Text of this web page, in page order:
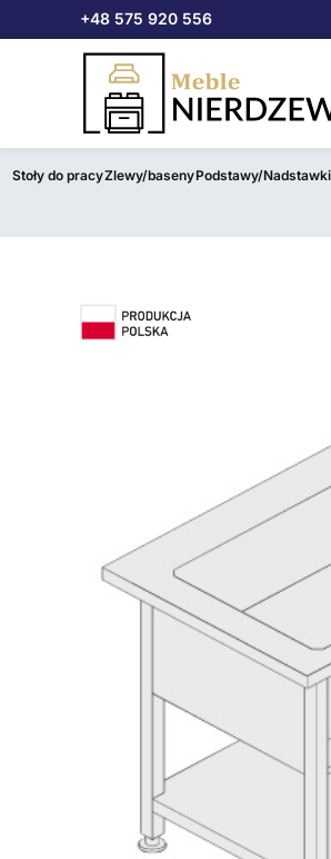
+48 575 920 556
Stoły do pracyZlewy/basenyPodstawy/Nadstawki